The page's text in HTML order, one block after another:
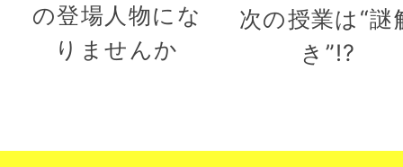
の登場人物にな
りませんか
次の授業は“謎
き”!?